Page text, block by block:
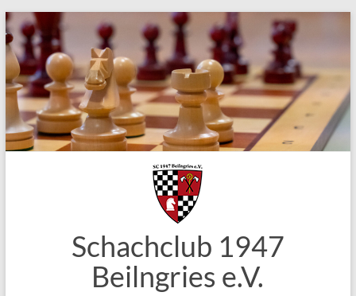
Zum
Inhalt
springen
Schachclub 1947
Beilngries e.V.